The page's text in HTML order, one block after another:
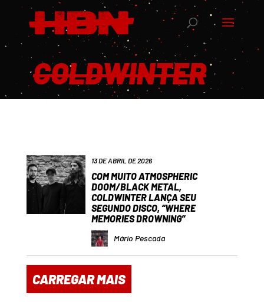
COLDWINTER
13 DE ABRIL DE 2026
COM MUITO ATMOSPHERIC
DOOM/BLACK METAL,
COLDWINTER LANÇA SEU
SEGUNDO DISCO, “WHERE
MEMORIES DROWNING”
Mário Pescada
CARREGAR MAIS